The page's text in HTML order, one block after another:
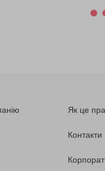
Як це
Контакти